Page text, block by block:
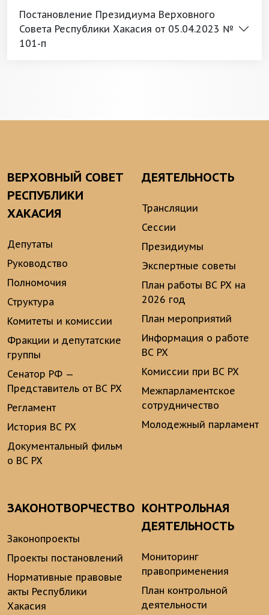
Постановление Президиума Верховного
Совета Республики Хакасия от 05.04.2023 №
101-п
ВЕРХОВНЫЙ СОВЕТ
РЕСПУБЛИКИ
ХАКАСИЯ
Депутаты
Руководство
Полномочия
Структура
Комитеты и комиссии
Фракции и депутатские
группы
Сенатор РФ —
Представитель от ВС РХ
Регламент
История ВС РХ
Документальный фильм
о ВС РХ
ДЕЯТЕЛЬНОСТЬ
Трансляции
Сессии
Президиумы
Экспертные советы
План работы ВС РХ на
2026 год
План мероприятий
Информация о работе
ВС РХ
Комиссии при ВС РХ
Межпарламентское
сотрудничество
Молодежный парламент
ЗАКОНОТВОРЧЕСТВО
Законопроекты
Проекты постановлений
Нормативные правовые
акты Республики
Хакасия
КОНТРОЛЬНАЯ
ДЕЯТЕЛЬНОСТЬ
Мониторинг
правоприменения
План контрольной
деятельности